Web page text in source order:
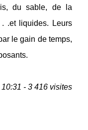
du sable, de la
.et liquides. Leurs
le gain de temps,
- 3 416 visites